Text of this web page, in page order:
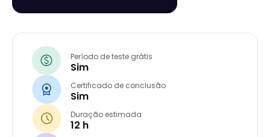
Período de teste grátis
Sim
Certificado de conclusão
Sim
Duração estimada
12 h